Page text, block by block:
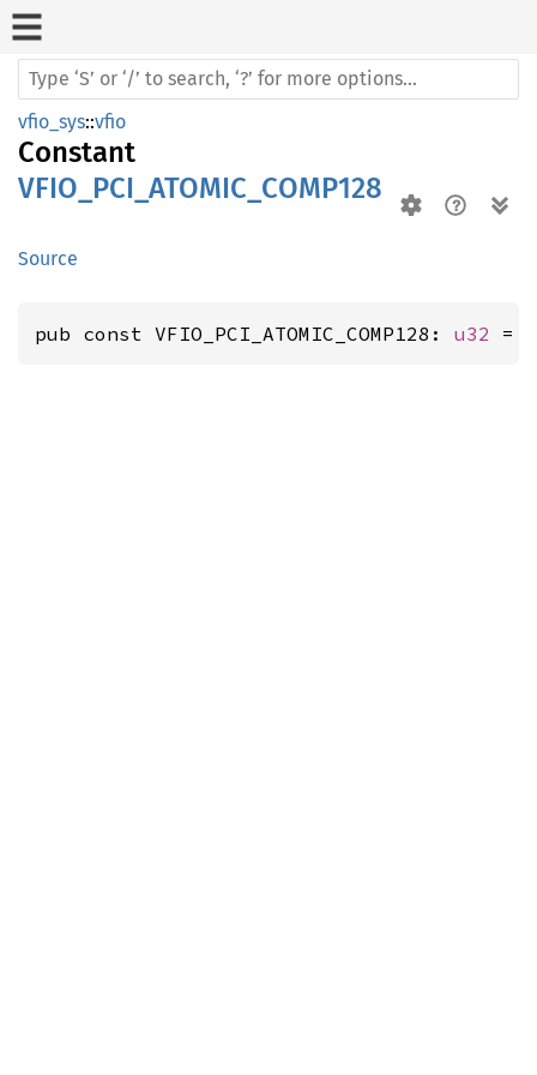
vfio_sys::vfio
Constant
VFIO_PCI_ATOMIC_COMP128
Source
pub const VFIO_PCI_ATOMIC_COMP128: u32 =